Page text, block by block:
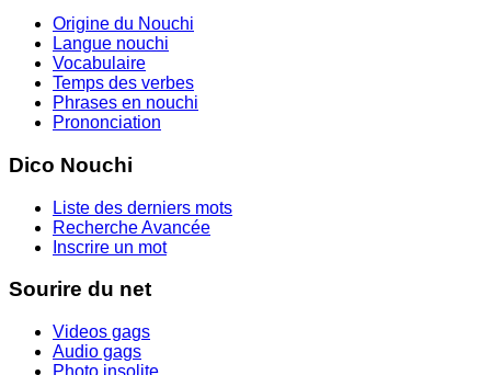
Origine du Nouchi
Langue nouchi
Vocabulaire
Temps des verbes
Phrases en nouchi
Prononciation
Dico Nouchi
Liste des derniers mots
Recherche Avancée
Inscrire un mot
Sourire du net
Videos gags
Audio gags
Photo insolite